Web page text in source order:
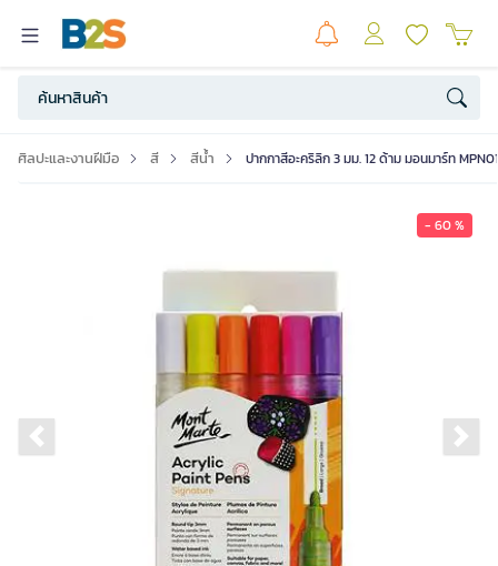
ศิลปะและงานฝีมือ สี สีน้ำ ปากกาสีอะคริลิก 3 มม. 12 ด้าม มอนมาร์ท
- 60 %
Previous slide